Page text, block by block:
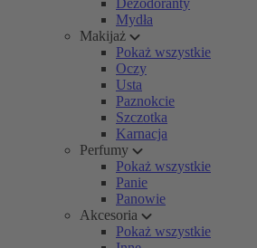
Dezodoranty
Mydła
Makijaż
Pokaż wszystkie
Oczy
Usta
Paznokcie
Szczotka
Karnacja
Perfumy
Pokaż wszystkie
Panie
Panowie
Akcesoria
Pokaż wszystkie